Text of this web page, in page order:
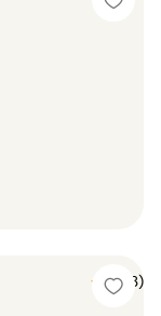
5 (3)